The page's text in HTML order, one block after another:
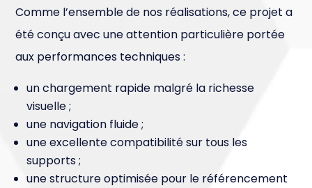
Comme l’ensemble de nos réalisations, ce projet a
été conçu avec une attention particulière portée
aux performances techniques :
un chargement rapide malgré la richesse
visuelle ;
une navigation fluide ;
une excellente compatibilité sur tous les
supports ;
une structure optimisée pour le référencement